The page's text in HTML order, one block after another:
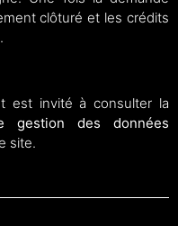
clôturé et les crédits
est invité à consulter la
gestion des données
site.